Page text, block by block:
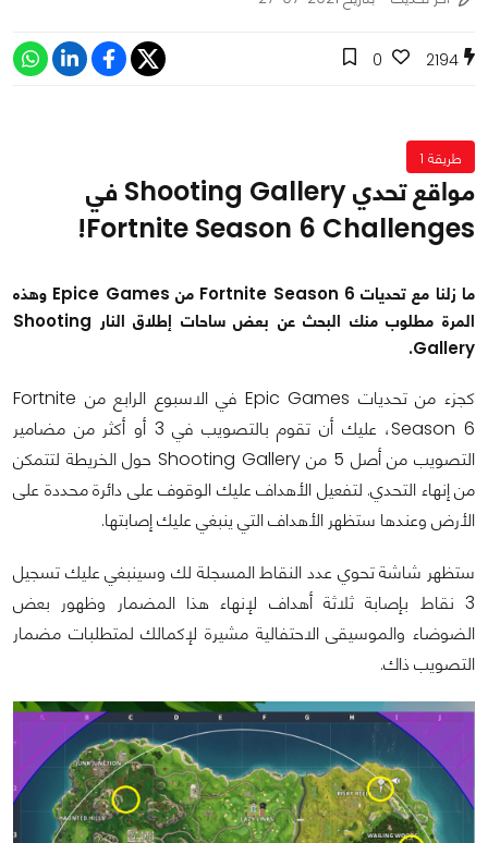
2194
0
طريقة 1
مواقع تحدي Shooting Gallery في
Fortnite Season 6 Challenges!
ما زلنا مع تحديات Fortnite Season 6 من Epice Games وهذه
المرة مطلوب منك البحث عن بعض ساحات إطلاق النار Shooting
Gallery.
كجزء من تحديات Epic Games في الاسبوع الرابع من Fortnite
Season 6، عليك أن تقوم بالتصويب في 3 أو أكثر من مضامير
التصويب من أصل 5 من Shooting Gallery حول الخريطة لتتمكن
من إنهاء التحدي. لتفعيل الأهداف عليك الوقوف على دائرة محددة على
الأرض وعندها ستظهر الأهداف التي ينبغي عليك إصابتها.
ستظهر شاشة تحوي عدد النقاط المسجلة لك وسينبغي عليك تسجيل
3 نقاط بإصابة ثلاثة أهداف لإنهاء هذا المضمار وظهور بعض
الضوضاء والموسيقى الاحتفالية مشيرة لإكمالك لمتطلبات مضمار
التصويب ذاك.